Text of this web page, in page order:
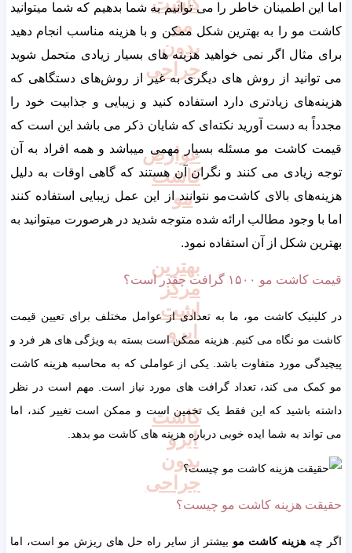
مو
بدون
جراحی
عوارض
کاشت
مو
بهترین
مرکز
اشت
ابرو
کاشت
ابرو
بدون
جراحی
اما این اطمینان خاطر را می توانیم به شما بدهیم ‌که شما میتوانید
کاشت مو را به بهترین شکل ممکن و با هزینه مناسب انجام دهید
برای مثال اگر نمی خواهید هزینه های بسیار زیادی متحمل شوید
می توانید از روش های دیگری به غیر از روش‌های دستگاهی که
هزینه‌های زیادتری دارد استفاده کنید و زیبایی و جذابیت خود را
مجدداً به دست آورید نکته‌ای که شایان ذکر می باشد این است که
قیمت کاشت مو مسئله بسیار مهمی میباشد و همه افراد به آن
توجه زیادی می کنند و نگران آن هستند که گاهی اوقات به دلیل
هزینه‌های بالای کاشت‌مو نتوانند از این عمل زیبایی استفاده کنند
اما با وجود مطالب ارائه شده متوجه شدید در هرصورت میتوانید به
بهترین شکل از آن استفاده نمود.
قیمت کاشت مو ۱۵۰۰ گرافت چقدر است؟
در کلینیک کاشت مو، ما به تعدادی از عوامل مختلف برای تعیین قیمت
کاشت مو نگاه می کنیم. هزینه ممکن است بسته به ویژگی های هر فرد و
پیچیدگی مورد متفاوت باشد. یکی از عواملی که به محاسبه هزینه کاشت
مو کمک می کند، تعداد گرافت های مورد نیاز است. مهم است در نظر
داشته باشید که این فقط یک تخمین است و ممکن است تغییر کند، اما
می تواند به شما ایده خوبی درباره هزینه های کاشت مو بدهد.
حقیقت هزینه کاشت مو چیست؟
اگر چه هزینه کاشت مو بیشتر از سایر راه حل های ریزش مو است، اما